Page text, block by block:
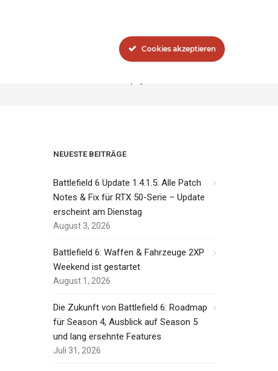
NEUESTE BEITRÄGE
Battlefield 6 Update 1.4.1.5: Alle Patch
Notes & Fix für RTX 50-Serie – Update
erscheint am Dienstag
August 3, 2026
Battlefield 6: Waffen & Fahrzeuge 2XP
Weekend ist gestartet
August 1, 2026
Die Zukunft von Battlefield 6: Roadmap
für Season 4, Ausblick auf Season 5
und lang ersehnte Features
Juli 31, 2026
Cookies akzeptieren